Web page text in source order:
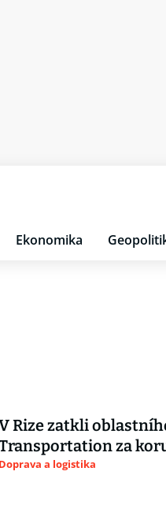
Ekonomika
Rize zatkli
za
Doprava a logistika